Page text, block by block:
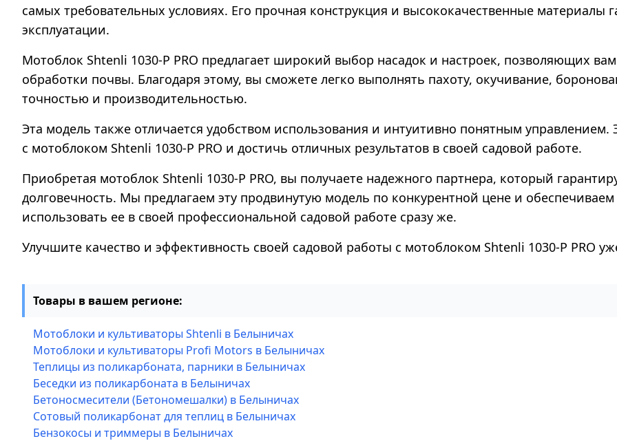
самых требовательных условиях. Его прочная конструкция и высококачественные материалы
эксплуатации.
Мотоблок Shtenli 1030-P PRO предлагает широкий выбор насадок и настроек, позволяющих
обработки почвы. Благодаря этому, вы сможете легко выполнять пахоту, окучивание,
точностью и производительностью.
Эта модель также отличается удобством использования и интуитивно понятным управлением.
с мотоблоком Shtenli 1030-P PRO и достичь отличных результатов в своей садовой работе.
Приобретая мотоблок Shtenli 1030-P PRO, вы получаете надежного партнера, который
долговечность. Мы предлагаем эту продвинутую модель по конкурентной цене и
использовать ее в своей профессиональной садовой работе сразу же.
Улучшите качество и эффективность своей садовой работы с мотоблоком Shtenli 1030-P PRO
Товары в вашем регионе:
Мотоблоки и культиваторы Shtenli в Белыничах
Мотоблоки и культиваторы Profi Motors в Белыничах
Теплицы из поликарбоната, парники в Белыничах
Беседки из поликарбоната в Белыничах
Бетоносмесители (Бетономешалки) в Белыничах
Сотовый поликарбонат для теплиц в Белыничах
Бензокосы и триммеры в Белыничах